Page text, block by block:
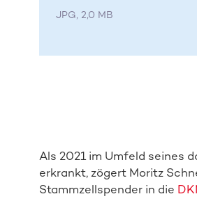
JPG, 2,0 MB
Als 2021 im Umfeld seines
erkrankt, zögert Moritz
Stammzellspender in die